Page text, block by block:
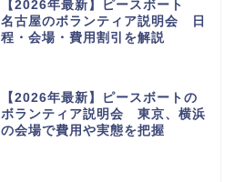
【2026年最新】ピースボート
名古屋のボランティア説明会 日
程・会場・費用割引を解説
【2026年最新】ピースボートの
ボランティア説明会 東京、横浜
の会場で費用や実態を把握